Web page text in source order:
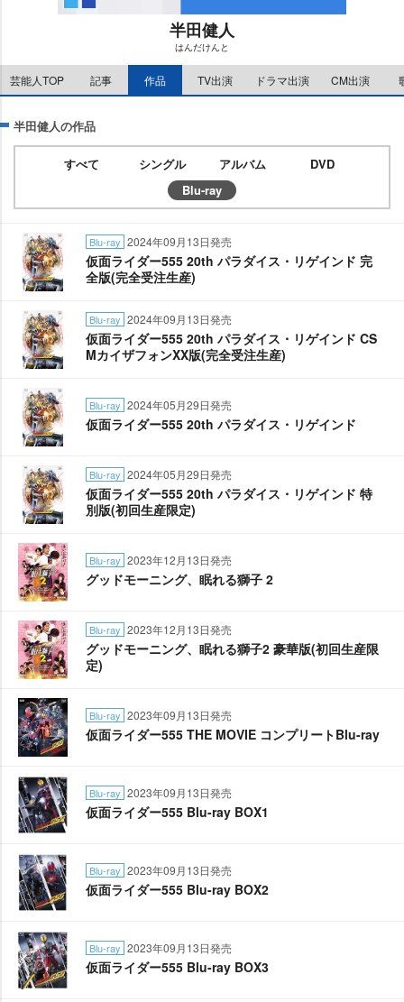
M
u
t
半田健人
はんだけんと
芸能人TOP 記事 作品 TV出演 ドラマ出演 CM出演
半田健人の作品
すべて シングル アルバム
DVD
Blu-ray
Blu-ray 2024年09月13日発売
仮面ライダー555 20th パラダイス・リゲインド 完
全版(完全受注生産)
Blu-ray 2024年09月13日発売
仮面ライダー555 20th パラダイス・リゲインド CS
MカイザフォンXX版(完全受注生産)
Blu-ray 2024年05月29日発売
仮面ライダー555 20th パラダイス・リゲインド
Blu-ray 2024年05月29日発売
仮面ライダー555 20th パラダイス・リゲインド 特
別版(初回生産限定)
Blu-ray 2023年12月13日発売
グッドモーニング、眠れる獅子 2
Blu-ray 2023年12月13日発売
グッドモーニング、眠れる獅子2 豪華版(初回生産限
定)
Blu-ray 2023年09月13日発売
仮面ライダー555 THE MOVIE コンプリートBlu-ray
Blu-ray 2023年09月13日発売
仮面ライダー555 Blu-ray BOX1
Blu-ray 2023年09月13日発売
仮面ライダー555 Blu-ray BOX2
Blu-ray 2023年09月13日発売
仮面ライダー555 Blu-ray BOX3